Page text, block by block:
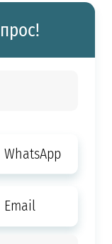
WhatsApp
Email